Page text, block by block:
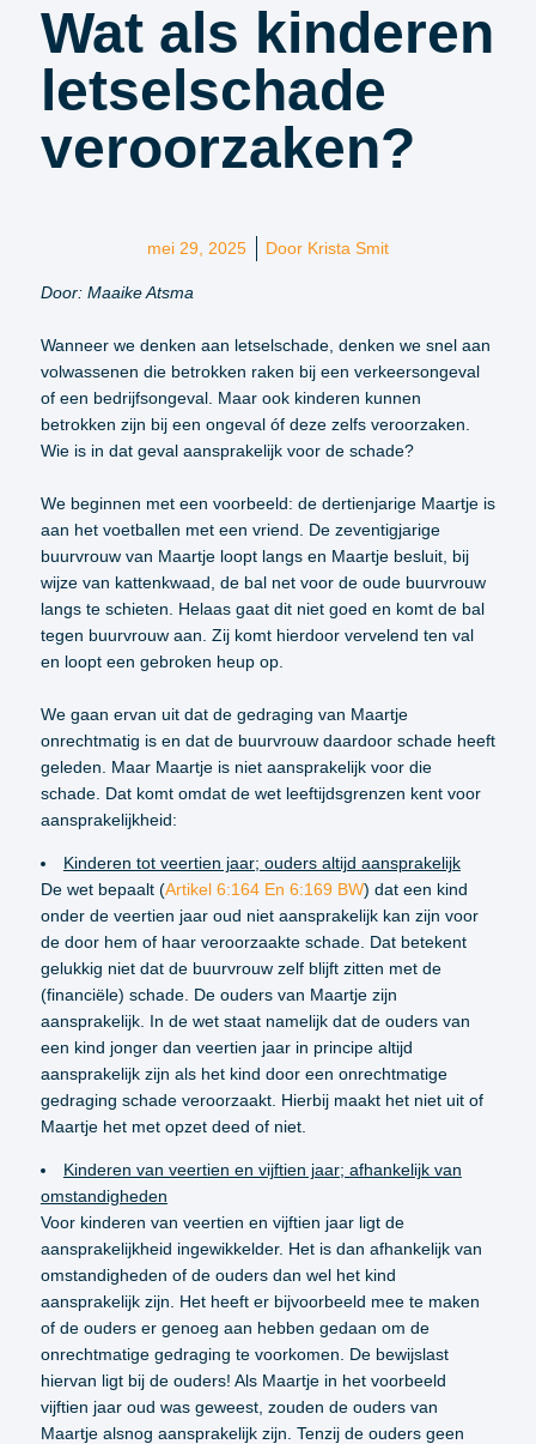
Wat als kinderen
letselschade
veroorzaken?
mei 29, 2025 Door Krista Smit
Door: Maaike Atsma
Wanneer we denken aan letselschade, denken we snel aan
volwassenen die betrokken raken bij een verkeersongeval
of een bedrijfsongeval. Maar ook kinderen kunnen
betrokken zijn bij een ongeval óf deze zelfs veroorzaken.
Wie is in dat geval aansprakelijk voor de schade?
We beginnen met een voorbeeld: de dertienjarige Maartje is
aan het voetballen met een vriend. De zeventigjarige
buurvrouw van Maartje loopt langs en Maartje besluit, bij
wijze van kattenkwaad, de bal net voor de oude buurvrouw
langs te schieten. Helaas gaat dit niet goed en komt de bal
tegen buurvrouw aan. Zij komt hierdoor vervelend ten val
en loopt een gebroken heup op.
We gaan ervan uit dat de gedraging van Maartje
onrechtmatig is en dat de buurvrouw daardoor schade heeft
geleden. Maar Maartje is niet aansprakelijk voor die
schade. Dat komt omdat de wet leeftijdsgrenzen kent voor
aansprakelijkheid:
Kinderen tot veertien jaar; ouders altijd aansprakelijk
De wet bepaalt (Artikel 6:164 En 6:169 BW) dat een kind
onder de veertien jaar oud niet aansprakelijk kan zijn voor
de door hem of haar veroorzaakte schade. Dat betekent
gelukkig niet dat de buurvrouw zelf blijft zitten met de
(financiële) schade. De ouders van Maartje zijn
aansprakelijk. In de wet staat namelijk dat de ouders van
een kind jonger dan veertien jaar in principe altijd
aansprakelijk zijn als het kind door een onrechtmatige
gedraging schade veroorzaakt. Hierbij maakt het niet uit of
Maartje het met opzet deed of niet.
Kinderen van veertien en vijftien jaar; afhankelijk van
omstandigheden
Voor kinderen van veertien en vijftien jaar ligt de
aansprakelijkheid ingewikkelder. Het is dan afhankelijk van
omstandigheden of de ouders dan wel het kind
aansprakelijk zijn. Het heeft er bijvoorbeeld mee te maken
of de ouders er genoeg aan hebben gedaan om de
onrechtmatige gedraging te voorkomen. De bewijslast
hiervan ligt bij de ouders! Als Maartje in het voorbeeld
vijftien jaar oud was geweest, zouden de ouders van
Maartje alsnog aansprakelijk zijn. Tenzij de ouders geen